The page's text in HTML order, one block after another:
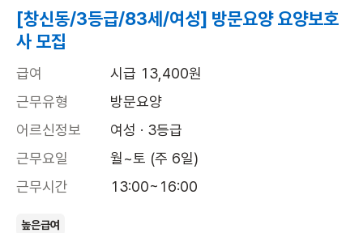
[창신동/3등급/83세/여성] 방문요양 요양보호
사 모집
급여
시급 13,400원
근무유형
방문요양
어르신정보
여성 · 3등급
근무요일
월~토 (주 6일)
근무시간
13:00~16:00
높은급여